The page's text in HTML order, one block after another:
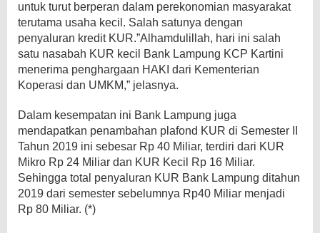
untuk turut berperan dalam perekonomian masyarakat
terutama usaha kecil. Salah satunya dengan
penyaluran kredit KUR.”Alhamdulillah, hari ini salah
satu nasabah KUR kecil Bank Lampung KCP Kartini
menerima penghargaan HAKI dari Kementerian
Koperasi dan UMKM,” jelasnya.
Dalam kesempatan ini Bank Lampung juga
mendapatkan penambahan plafond KUR di Semester II
Tahun 2019 ini sebesar Rp 40 Miliar, terdiri dari KUR
Mikro Rp 24 Miliar dan KUR Kecil Rp 16 Miliar.
Sehingga total penyaluran KUR Bank Lampung ditahun
2019 dari semester sebelumnya Rp40 Miliar menjadi
Rp 80 Miliar. (*)